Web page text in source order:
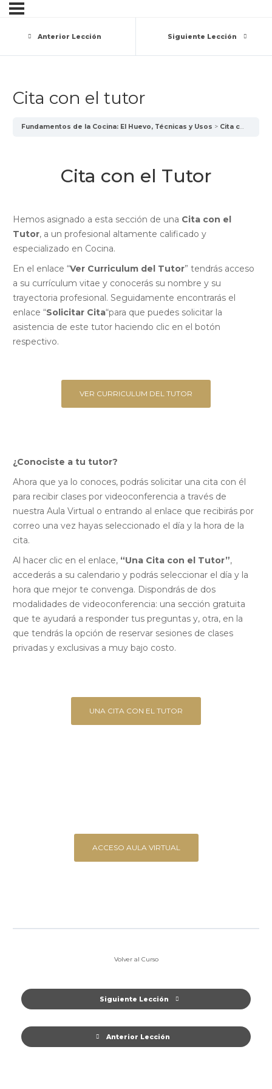
Anterior Lección Siguiente Lección
Cita con el tutor
Fundamentos de la Cocina: El Huevo, Técnicas y Usos Cita con el tutor
Cita con el Tutor
Hemos asignado a esta sección de una Cita con el
Tutor, a un profesional altamente calificado y
especializado en Cocina.
En el enlace “Ver Curriculum del Tutor” tendrás acceso
a su currículum vitae y conocerás su nombre y su
trayectoria profesional. Seguidamente encontrarás el
enlace “Solicitar Cita“para que puedes solicitar la
asistencia de este tutor haciendo clic en el botón
respectivo.
VER CURRICULUM DEL TUTOR
¿Conociste a tu tutor?
Ahora que ya lo conoces, podrás solicitar una cita con él
para recibir clases por videoconferencia a través de
nuestra Aula Virtual o entrando al enlace que recibirás por
correo una vez hayas seleccionado el día y la hora de la
cita.
Al hacer clic en el enlace, “Una Cita con el Tutor”,
accederás a su calendario y podrás seleccionar el día y la
hora que mejor te convenga. Dispondrás de dos
modalidades de videoconferencia: una sección gratuita
que te ayudará a responder tus preguntas y, otra, en la
que tendrás la opción de reservar sesiones de clases
privadas y exclusivas a muy bajo costo.
UNA CITA CON EL TUTOR
ACCESO AULA VIRTUAL
Anterior Lección
Volver al Curso
Siguiente Lección